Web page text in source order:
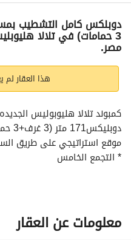
الاماكن القريبة
3 حمامات) في تلالا
مصر.
هذا العقار لم
كمبوند تلالا هليوبوليس
دوبليكس171 متر (3 غرف+3 حمام)
موقع استراتيجي على طريق
* التجمع الخامس
* مساحة ضخمة تصل إلى 550 فدان
* تصميم عصري يجمع بين الطبيعة
معلومات عن العقار